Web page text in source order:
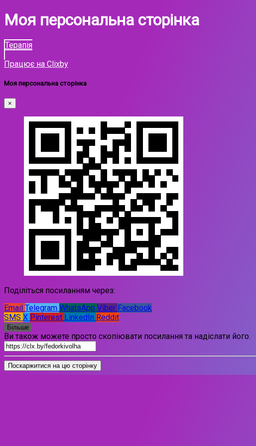
Моя персональна сторінка
Терапія
Працює на Clixby
Моя персональна сторінка
×
Поділіться посиланням через:
Email Telegram WhatsApp Viber Facebook
SMS X Pinterest LinkedIn Reddit
Більше
Ви також можете просто скопіювати посилання та надіслати його.
Поскаржитися на цю сторінку